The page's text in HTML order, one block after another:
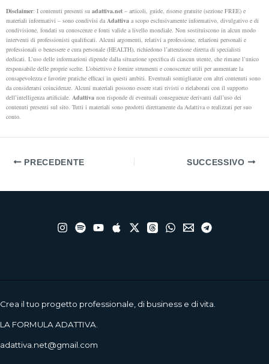
Disclaimer: I contenuti presenti su adattiva.net – articoli, guide, risorse gratuite (sezione FREE) e
materiali informativi – sono condivisi da Adattiva a scopo esclusivamente informativo, divulgativo e di
condivisione, fondati su conoscenze e fonti valide a livello mondiale. Non sostituiscono in alcun modo
interventi di professionisti qualificati. Alcuni argomenti, relativi a professione, relazioni personali e
professionali o benessere e cura personale (HEALTH), richiedono l’attenzione diretta di specialisti
dedicati. L’uso delle informazioni dipende dalla situazione specifica di ciascun utente, che rimane l’unico
responsabile delle proprie scelte. L’obiettivo è fornire strumenti e conoscenze utili per aumentare la
consapevolezza e favorire pratiche efficaci in questi ambiti. Eventuali somiglianze con altri contenuti sono
da considerarsi coincidenze. Alcuni materiali possono essere stati rivisti o rielaborati con il supporto
dell’intelligenza artificiale. Adattiva non risponde di eventuali conseguenze derivanti dall’uso dei
contenuti presenti sul sito. Tutti i materiali sono prodotti direttamente da Adattiva o realizzati per suo
conto.
PRECEDENTE SUCCESSIVO
Crea il tuo progetto professionale, di business e di vita.
LA FORMULA ADATTIVA.
adattiva.net@gmail.com